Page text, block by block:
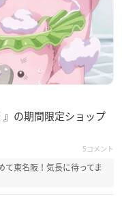
の期間限定ショップ
5コメント
て東名阪！気長に待ってま